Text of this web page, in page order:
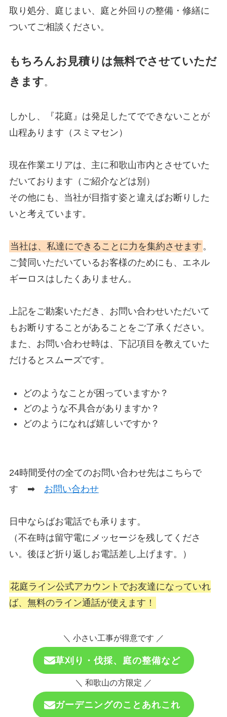
取り処分、庭じまい、庭と外回りの整備・修繕に
ついてご相談ください。
もちろんお見積りは無料でさせていただ
きます。
しかし、『花庭』は発足したてでできないことが
山程あります（スミマセン）
現在作業エリアは、主に和歌山市内とさせていた
だいております（ご紹介などは別）
その他にも、当社が目指す姿と違えばお断りした
いと考えています。
当社は、私達にできることに力を集約させます 。
ご賛同いただいているお客様のためにも、エネル
ギーロスはしたくありません。
上記をご勘案いただき、お問い合わせいただいて
もお断りすることがあることをご了承ください。
また、お問い合わせ時は、下記項目を教えていた
だけるとスムーズです。
どのようなことが困っていますか？
どのような不具合がありますか？
どのようになれば嬉しいですか？
24時間受付の全てのお問い合わせ先はこちらで
す ➡ お問い合わせ
日中ならばお電話でも承ります。
（不在時は留守電にメッセージを残してくださ
い。後ほど折り返しお電話差し上げます。）
花庭ライン公式アカウントでお友達になっていれ
ば、無料のライン通話が使えます！
＼ 小さい工事が得意です ／
草刈り・伐採、庭の整備など
＼ 和歌山の方限定 ／
ガーデニングのことあれこれ